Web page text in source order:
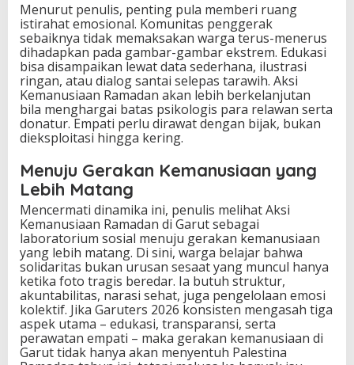
Menurut penulis, penting pula memberi ruang
istirahat emosional. Komunitas penggerak
sebaiknya tidak memaksakan warga terus-menerus
dihadapkan pada gambar-gambar ekstrem. Edukasi
bisa disampaikan lewat data sederhana, ilustrasi
ringan, atau dialog santai selepas tarawih. Aksi
Kemanusiaan Ramadan akan lebih berkelanjutan
bila menghargai batas psikologis para relawan serta
donatur. Empati perlu dirawat dengan bijak, bukan
dieksploitasi hingga kering.
Menuju Gerakan Kemanusiaan yang
Lebih Matang
Mencermati dinamika ini, penulis melihat Aksi
Kemanusiaan Ramadan di Garut sebagai
laboratorium sosial menuju gerakan kemanusiaan
yang lebih matang. Di sini, warga belajar bahwa
solidaritas bukan urusan sesaat yang muncul hanya
ketika foto tragis beredar. Ia butuh struktur,
akuntabilitas, narasi sehat, juga pengelolaan emosi
kolektif. Jika Garuters 2026 konsisten mengasah tiga
aspek utama – edukasi, transparansi, serta
perawatan empati – maka gerakan kemanusiaan di
Garut tidak hanya akan menyentuh Palestina